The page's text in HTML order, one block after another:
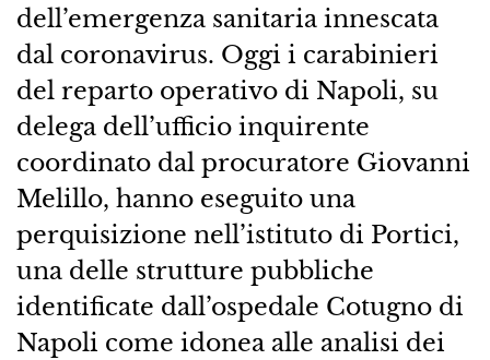
dell’emergenza sanitaria innescata
dal coronavirus. Oggi i carabinieri
del reparto operativo di Napoli, su
delega dell’ufficio inquirente
coordinato dal procuratore Giovanni
Melillo, hanno eseguito una
perquisizione nell’istituto di Portici,
una delle strutture pubbliche
identificate dall’ospedale Cotugno di
Napoli come idonea alle analisi dei